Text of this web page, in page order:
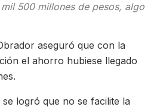
500 millones de pesos, algo
aseguró que con la
el ahorro hubiese llegado
logró que no se facilite la